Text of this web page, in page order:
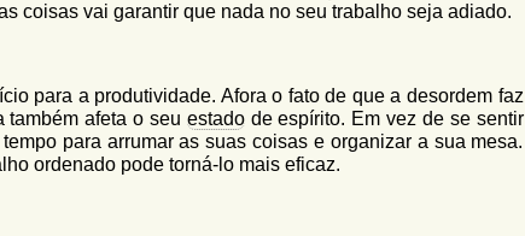
coisas vai garantir que nada no seu trabalho seja adiado.
para a produtividade. Afora o fato de que a desordem faz
afeta o seu estadode espírito. Em vez de se sentir
para arrumar as suas coisas e organizar a sua mesa.
ordenado pode torná-lo mais eficaz.